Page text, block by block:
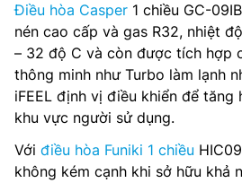
Điều hòa Casper 1 chiều GC-
nén cao cấp và gas R32, nhiệt
– 32 độ C và còn được tích hợp
thông minh như Turbo làm lạnh
iFEEL định vị điều khiển để tăng
khu vực người sử dụng.
Với điều hòa Funiki 1 chiều
không kém cạnh khi sở hữu khả